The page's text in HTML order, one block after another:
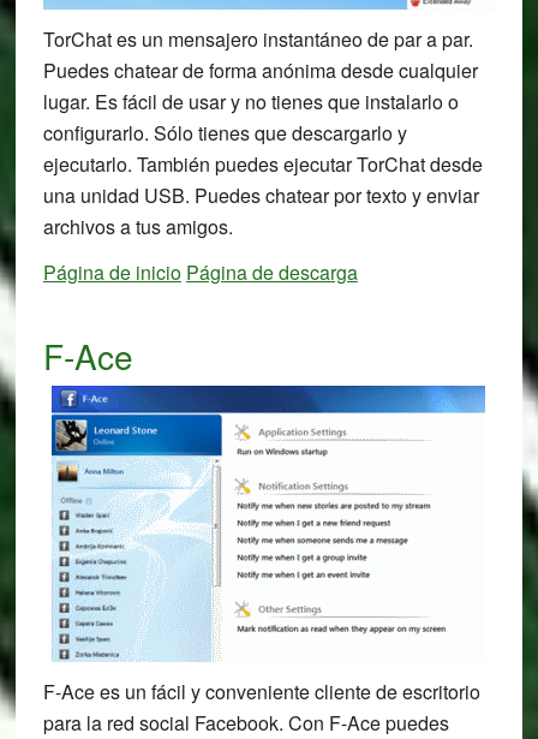
TorChat es un mensajero instantáneo de par a par.
Puedes chatear de forma anónima desde cualquier
lugar. Es fácil de usar y no tienes que instalarlo o
configurarlo. Sólo tienes que descargarlo y
ejecutarlo. También puedes ejecutar TorChat desde
una unidad USB. Puedes chatear por texto y enviar
archivos a tus amigos.
Página de inicio Página de descarga
F-Ace
F-Ace es un fácil y conveniente cliente de escritorio
para la red social Facebook. Con F-Ace puedes